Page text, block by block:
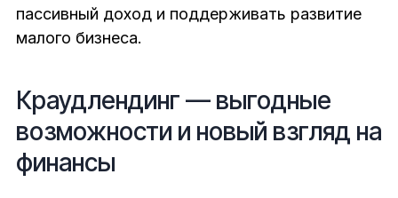
пассивный доход и поддерживать развитие
малого бизнеса.
Краудлендинг — выгодные
возможности и новый взгляд на
финансы